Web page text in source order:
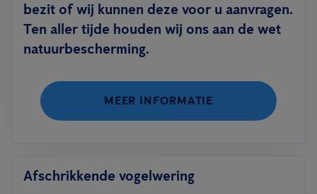
bezit of wij kunnen deze voor u aanvragen.
Ten aller tijde houden wij ons aan de wet
natuurbescherming.
MEER INFORMATIE
Afschrikkende vogelwering